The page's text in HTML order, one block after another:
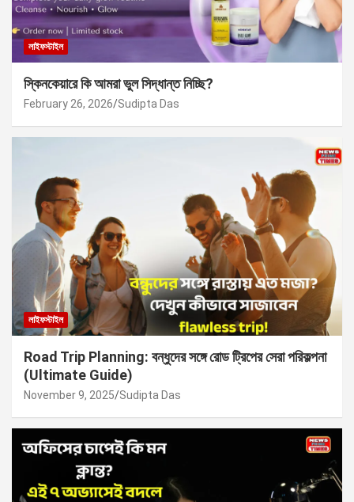
লাইফস্টাইল
স্কিনকেয়ারে কি আমরা ভুল সিদ্ধান্ত নিচ্ছি?
February 26, 2026 Sudipta Das
লাইফস্টাইল
Road Trip Planning: বন্ধুদের সঙ্গে রোড ট্রিপের সেরা পরিকল্পনা
(Ultimate Guide)
November 9, 2025 Sudipta Das